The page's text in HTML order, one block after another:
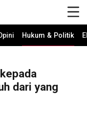
Hukum & Politik
dari yang